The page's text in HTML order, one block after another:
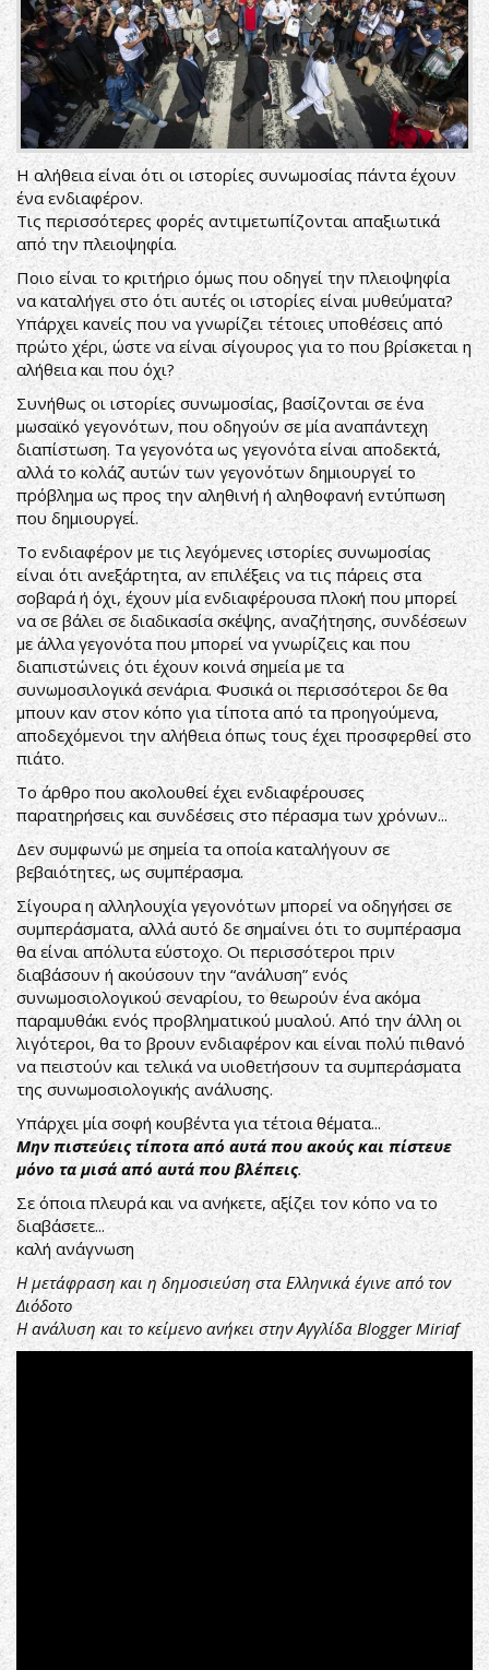
Η αλήθεια είναι ότι οι ιστορίες συνωμοσίας πάντα έχουν
ένα ενδιαφέρον.
Τις περισσότερες φορές αντιμετωπίζονται απαξιωτικά
από την πλειοψηφία.
Ποιο είναι το κριτήριο όμως που οδηγεί την πλειοψηφία
να καταλήγει στο ότι αυτές οι ιστορίες είναι μυθεύματα?
Υπάρχει κανείς που να γνωρίζει τέτοιες υποθέσεις από
πρώτο χέρι, ώστε να είναι σίγουρος για το που βρίσκεται η
αλήθεια και που όχι?
Συνήθως οι ιστορίες συνωμοσίας, βασίζονται σε ένα
μωσαϊκό γεγονότων, που οδηγούν σε μία αναπάντεχη
διαπίστωση. Τα γεγονότα ως γεγονότα είναι αποδεκτά,
αλλά το κολάζ αυτών των γεγονότων δημιουργεί το
πρόβλημα ως προς την αληθινή ή αληθοφανή εντύπωση
που δημιουργεί.
Το ενδιαφέρον με τις λεγόμενες ιστορίες συνωμοσίας
είναι ότι ανεξάρτητα, αν επιλέξεις να τις πάρεις στα
σοβαρά ή όχι, έχουν μία ενδιαφέρουσα πλοκή που μπορεί
να σε βάλει σε διαδικασία σκέψης, αναζήτησης, συνδέσεων
με άλλα γεγονότα που μπορεί να γνωρίζεις και που
διαπιστώνεις ότι έχουν κοινά σημεία με τα
συνωμοσιλογικά σενάρια. Φυσικά οι περισσότεροι δε θα
μπουν καν στον κόπο για τίποτα από τα προηγούμενα,
αποδεχόμενοι την αλήθεια όπως τους έχει προσφερθεί στο
πιάτο.
Το άρθρο που ακολουθεί έχει ενδιαφέρουσες
παρατηρήσεις και συνδέσεις στο πέρασμα των χρόνων...
Δεν συμφωνώ με σημεία τα οποία καταλήγουν σε
βεβαιότητες, ως συμπέρασμα.
Σίγουρα η αλληλουχία γεγονότων μπορεί να οδηγήσει σε
συμπεράσματα, αλλά αυτό δε σημαίνει ότι το συμπέρασμα
θα είναι απόλυτα εύστοχο. Οι περισσότεροι πριν
διαβάσουν ή ακούσουν την “ανάλυση” ενός
συνωμοσιολογικού σεναρίου, το θεωρούν ένα ακόμα
παραμυθάκι ενός προβληματικού μυαλού. Από την άλλη οι
λιγότεροι, θα το βρουν ενδιαφέρον και είναι πολύ πιθανό
να πειστούν και τελικά να υιοθετήσουν τα συμπεράσματα
της συνωμοσιολογικής ανάλυσης.
Υπάρχει μία σοφή κουβέντα για τέτοια θέματα...
Μην πιστεύεις τίποτα από αυτά που ακούς και πίστευε
μόνο τα μισά από αυτά που βλέπεις.
Σε όποια πλευρά και να ανήκετε, αξίζει τον κόπο να το
διαβάσετε...
καλή ανάγνωση
Η μετάφραση και η δημοσιεύση στα Ελληνικά έγινε από τον
Διόδοτο
Η ανάλυση και το κείμενο ανήκει στην Αγγλίδα BloggerMiriaf